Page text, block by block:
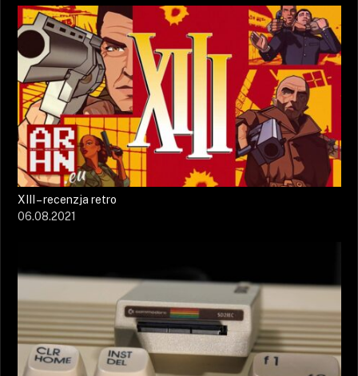
XIII – recenzja retro
06.08.2021